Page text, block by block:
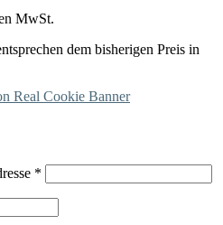
MwSt.
dem bisherigen Preis in
Real Cookie Banner
*